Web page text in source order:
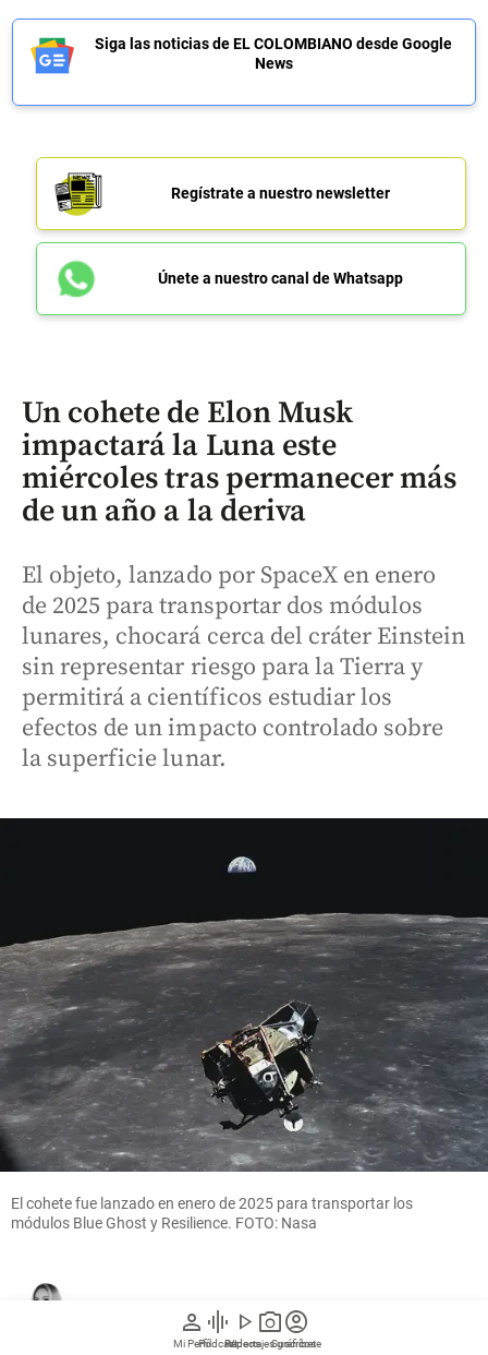
person
Mi Perfil
graphic_eq
Pódcast
play_arrow
Videos
photo_camera
Reportajes gráficos
account_circle
Suscríbete
Siga las noticias de EL COLOMBIANO desde Google
News
Regístrate a nuestro newsletter
Únete a nuestro canal de Whatsapp
Un cohete de Elon Musk
impactará la Luna este
miércoles tras permanecer más
de un año a la deriva
El objeto, lanzado por SpaceX en enero
de 2025 para transportar dos módulos
lunares, chocará cerca del cráter Einstein
sin representar riesgo para la Tierra y
permitirá a científicos estudiar los
efectos de un impacto controlado sobre
la superficie lunar.
El cohete fue lanzado en enero de 2025 para transportar los
módulos Blue Ghost y Resilience. FOTO: Nasa
María Camila Salas Valencia